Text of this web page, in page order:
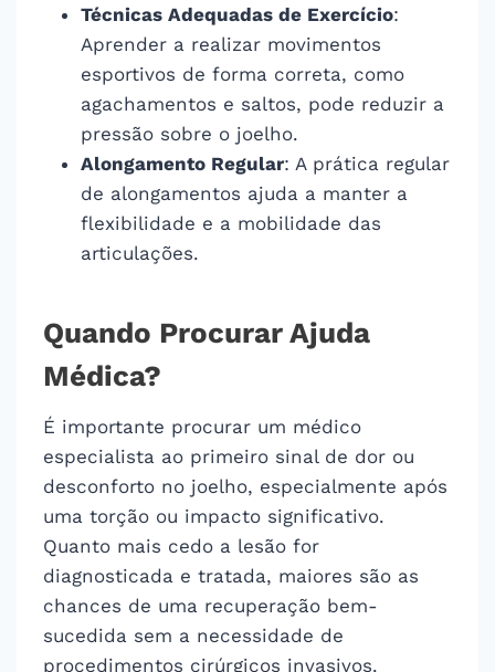
Técnicas Adequadas de Exercício:
Aprender a realizar movimentos
esportivos de forma correta, como
agachamentos e saltos, pode reduzir a
pressão sobre o joelho.
Alongamento Regular: A prática regular
de alongamentos ajuda a manter a
flexibilidade e a mobilidade das
articulações.
Quando Procurar Ajuda
Médica?
É importante procurar um médico
especialista ao primeiro sinal de dor ou
desconforto no joelho, especialmente após
uma torção ou impacto significativo.
Quanto mais cedo a lesão for
diagnosticada e tratada, maiores são as
chances de uma recuperação bem-
sucedida sem a necessidade de
procedimentos cirúrgicos invasivos.